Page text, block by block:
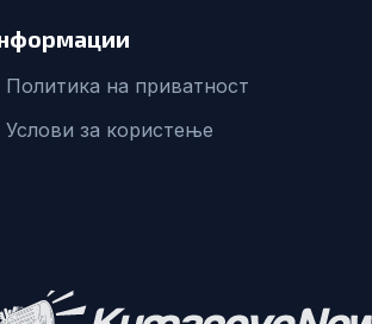
Политика на приватност
Услови за користење